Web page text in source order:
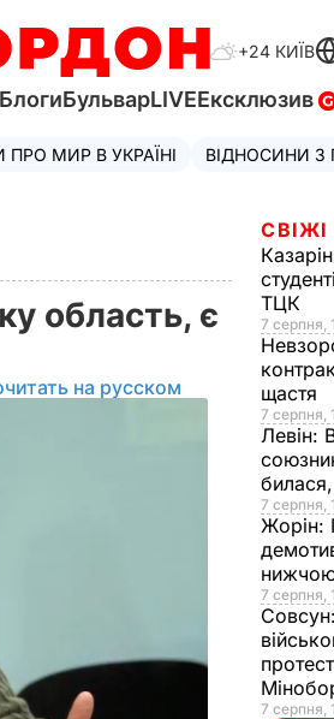
+24 КИЇВ
БлогиБульварLIVEЕксклюзив
ПРО МИР В УКРАЇНІ ВІДНОСИНИ
область, є
на русском
ТЦК
7 серпня,
щастя
7 серпня,
Левін:
7 серпня,
Жорін:
7 серпня,
Совсун:
7 серпня,